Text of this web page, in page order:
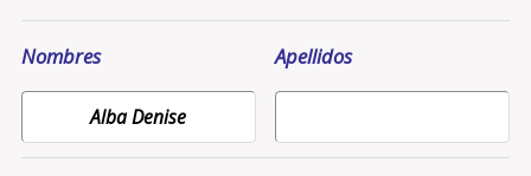
Nombres Apellidos